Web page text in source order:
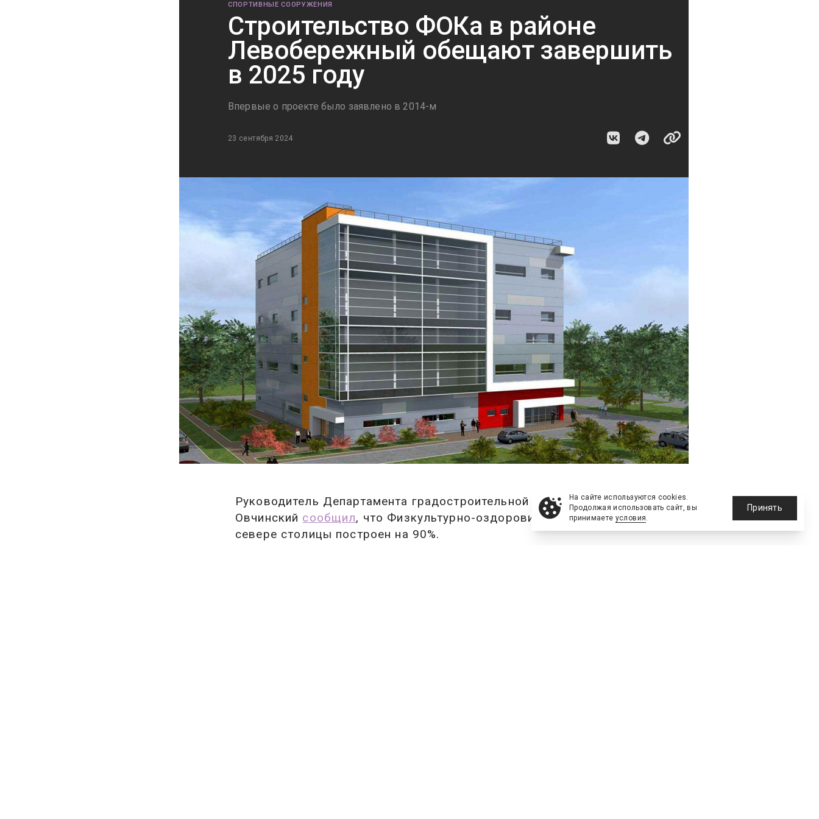
СПОРТИВНЫЕ СООРУЖЕНИЯ
Строительство ФОКа в районе
Левобережный обещают завершить
в 2025 году
Впервые о проекте было заявлено в 2014-м
23 сентября 2024
Руководитель Департамента градостроительной политики Владислав
Овчинский сообщил, что Физкультурно-оздоровительный комплекс на
севере столицы построен на 90%.
На сайте используются cookies.
Продолжая использовать сайт, вы
принимаете условия.
Принять